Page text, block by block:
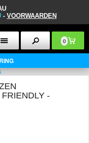
- VOORWAARDEN
0
-